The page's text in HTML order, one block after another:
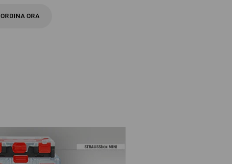
ORDINA ORA